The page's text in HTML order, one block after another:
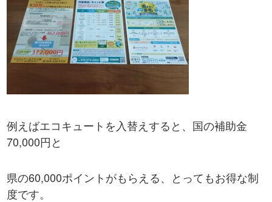
例えばエコキュートを入替えすると、国の補助金
70,000円と
県の60,000ポイントがもらえる、とってもお得な制
度です。